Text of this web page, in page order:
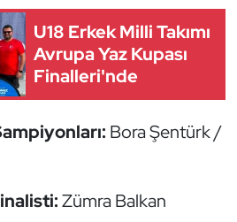
U18 Erkek Milli Takımı
Avrupa Yaz Kupası
Finalleri'nde
Bora Şentürk /
Zümra Balkan